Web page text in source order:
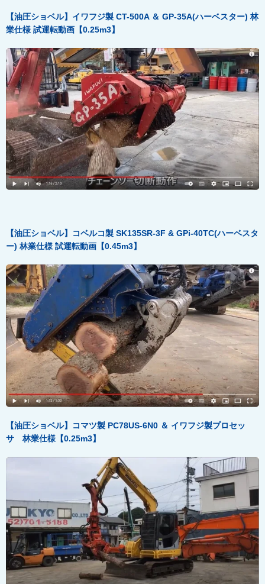
【油圧ショベル】イワフジ製 CT-500A ＆ GP-35A(ハーベスター) 林
業仕様 試運転動画【0.25m3】
【油圧ショベル】コベルコ製 SK135SR-3F & GPi-40TC(ハーベスタ
ー) 林業仕様 試運転動画【0.45m3】
【油圧ショベル】コマツ製 PC78US-6N0 ＆ イワフジ製プロセッ
サ 林業仕様【0.25m3】